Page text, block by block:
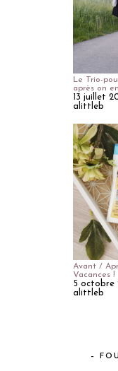
Le Trio-
après on
13 juillet
alittleb
Avant /
Vacances !
5 octobre
alittleb
–